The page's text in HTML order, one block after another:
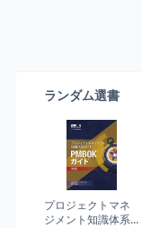
ランダム選書
プロジェクトマネ
ジメント知識体系